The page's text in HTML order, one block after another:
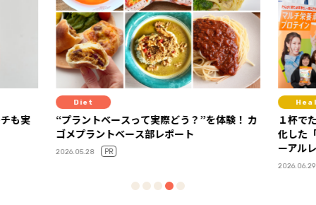
！ カ
Healthcare
１杯でたんぱく質も栄養素も！ 読者の声で進
化した「ディアナチュラアクティブ」リニュ
ーアルレポート
スーパ
教える
2026.06.19